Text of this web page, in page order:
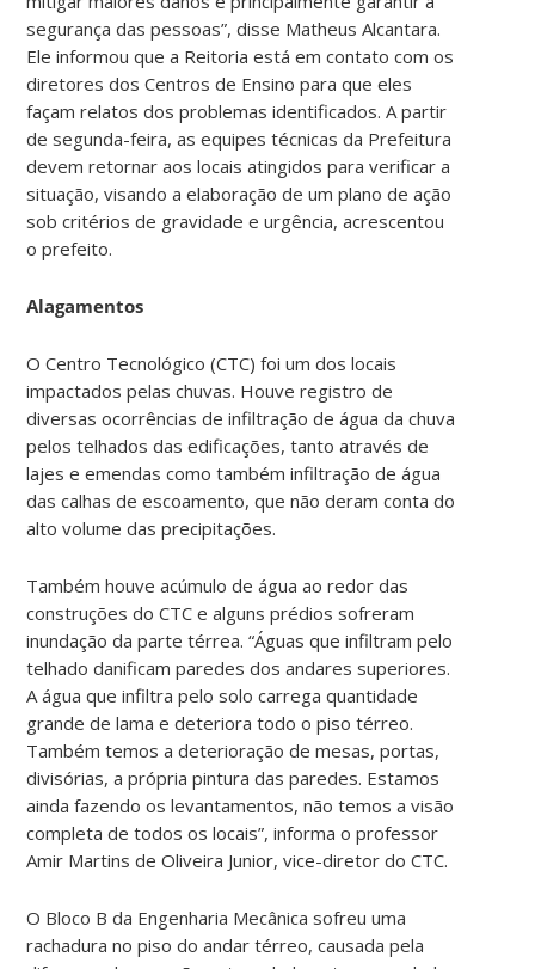
segurança das pessoas”, disse Matheus Alcantara.
Ele informou que a Reitoria está em contato com os
diretores dos Centros de Ensino para que eles
façam relatos dos problemas identificados. A partir
de segunda-feira, as equipes técnicas da Prefeitura
devem retornar aos locais atingidos para verificar a
situação, visando a elaboração de um plano de ação
sob critérios de gravidade e urgência, acrescentou
o prefeito.
Alagamentos
O Centro Tecnológico (CTC) foi um dos locais
impactados pelas chuvas. Houve registro de
diversas ocorrências de infiltração de água da chuva
pelos telhados das edificações, tanto através de
lajes e emendas como também infiltração de água
das calhas de escoamento, que não deram conta do
alto volume das precipitações.
Também houve acúmulo de água ao redor das
construções do CTC e alguns prédios sofreram
inundação da parte térrea. “Águas que infiltram pelo
telhado danificam paredes dos andares superiores.
A água que infiltra pelo solo carrega quantidade
grande de lama e deteriora todo o piso térreo.
Também temos a deterioração de mesas, portas,
divisórias, a própria pintura das paredes. Estamos
ainda fazendo os levantamentos, não temos a visão
completa de todos os locais”, informa o professor
Amir Martins de Oliveira Junior, vice-diretor do CTC.
O Bloco B da Engenharia Mecânica sofreu uma
rachadura no piso do andar térreo, causada pela